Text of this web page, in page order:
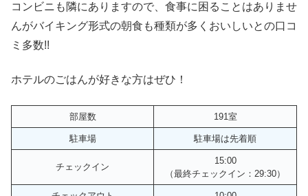
コンビニも隣にありますので、食事に困ることはありませ
んがバイキング形式の朝食も種類が多くおいしいとの口コ
ミ多数!!
ホテルのごはんが好きな方はぜひ！
部屋数 191室
駐車場 駐車場は先着順
チェックイン
15:00
（最終チェックイン：29:30）